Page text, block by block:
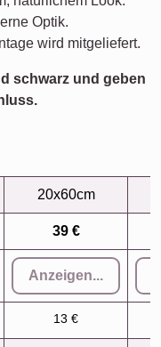
Optik.
wird mitgeliefert.
schwarz und geben
20x60cm
39 €
Anzeigen...
13 €